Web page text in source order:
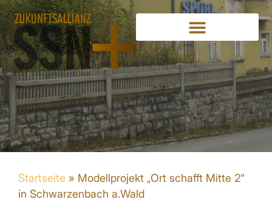
Startseite » Modellprojekt „Ort schafft Mitte 2“
in Schwarzenbach a.Wald